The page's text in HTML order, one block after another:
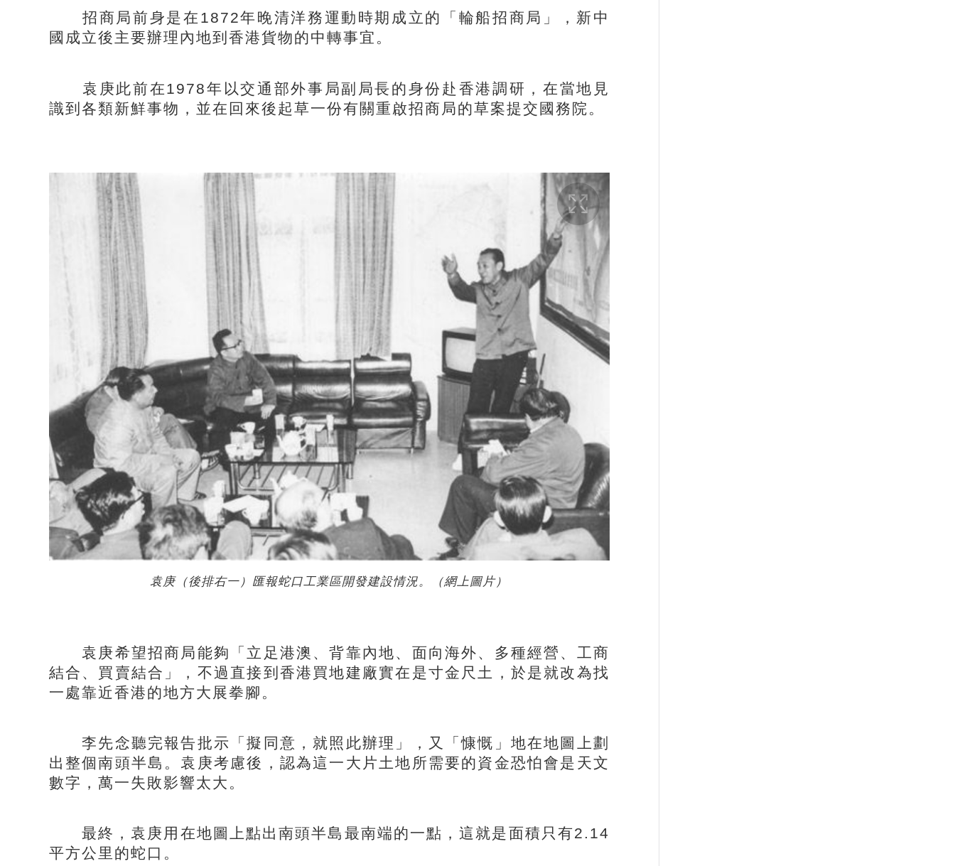
招商局前身是在1872年晚清洋務運動時期成立的「輪船招商局」，新中
國成立後主要辦理內地到香港貨物的中轉事宜。
袁庚此前在1978年以交通部外事局副局長的身份赴香港調研，在當地見
識到各類新鮮事物，並在回來後起草一份有關重啟招商局的草案提交國務院。
袁庚（後排右一）匯報蛇口工業區開發建設情況。（網上圖片）
袁庚希望招商局能夠「立足港澳、背靠內地、面向海外、多種經營、工商
結合、買賣結合」，不過直接到香港買地建廠實在是寸金尺土，於是就改為找
一處靠近香港的地方大展拳腳。
李先念聽完報告批示「擬同意，就照此辦理」，又「慷慨」地在地圖上劃
出整個南頭半島。袁庚考慮後，認為這一大片土地所需要的資金恐怕會是天文
數字，萬一失敗影響太大。
最終，袁庚用在地圖上點出南頭半島最南端的一點，這就是面積只有2.14
平方公里的蛇口。